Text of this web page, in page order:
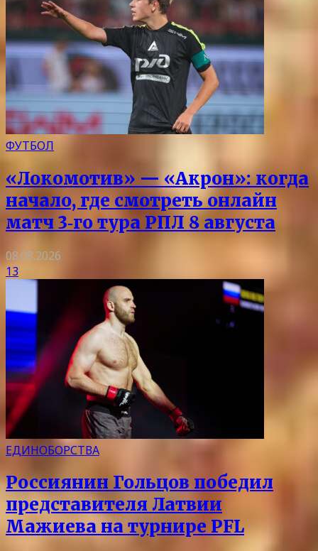
ФУТБОЛ
«Локомотив» — «Акрон»: когда
начало, где смотреть онлайн
матч 3‑го тура РПЛ 8 августа
08.08.2026
13
ЕДИНОБОРСТВА
Россиянин Гольцов победил
представителя Латвии
Мажиева на турнире PFL